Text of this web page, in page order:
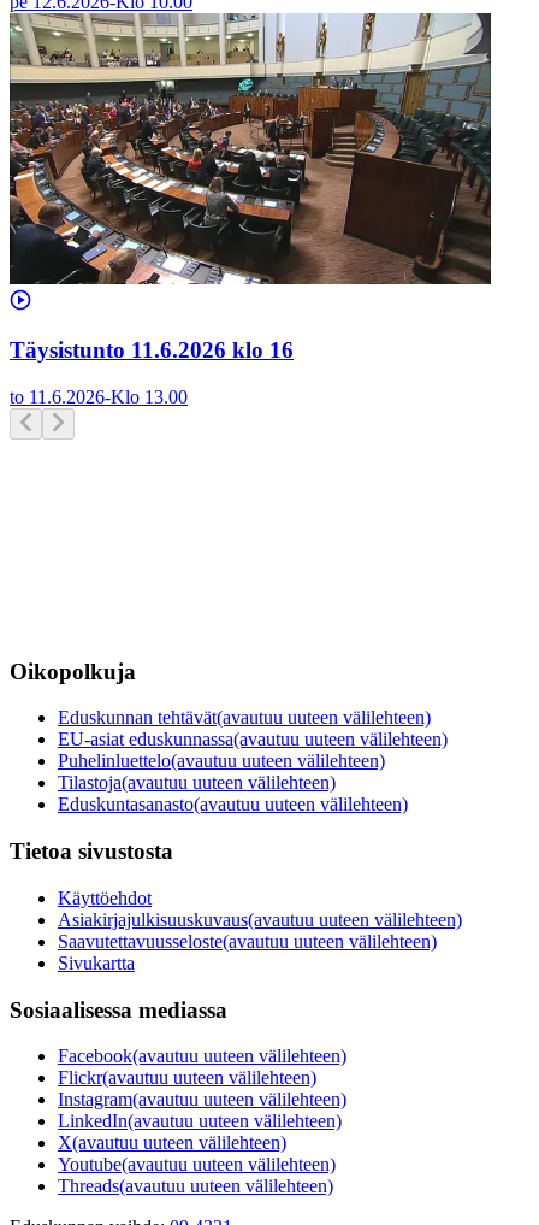
Täysistunto 11.6.2026 klo 16
to 11.6.2026-Klo 13.00
Oikopolkuja
Eduskunnan tehtävät(avautuu uuteen välilehteen)
EU-asiat eduskunnassa(avautuu uuteen välilehteen)
Puhelinluettelo(avautuu uuteen välilehteen)
Tilastoja(avautuu uuteen välilehteen)
Eduskuntasanasto(avautuu uuteen välilehteen)
Tietoa sivustosta
Käyttöehdot
Asiakirjajulkisuuskuvaus(avautuu uuteen välilehteen)
Saavutettavuusseloste(avautuu uuteen välilehteen)
Sivukartta
Sosiaalisessa mediassa
Facebook(avautuu uuteen välilehteen)
Flickr(avautuu uuteen välilehteen)
Instagram(avautuu uuteen välilehteen)
LinkedIn(avautuu uuteen välilehteen)
X(avautuu uuteen välilehteen)
Youtube(avautuu uuteen välilehteen)
Threads(avautuu uuteen välilehteen)